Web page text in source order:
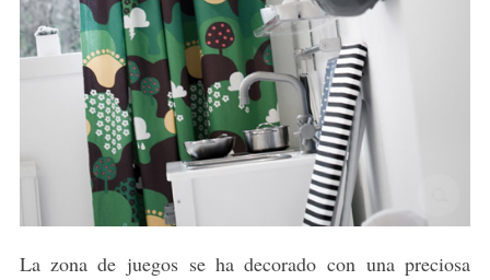
La zona de juegos se ha decorado con una preciosa